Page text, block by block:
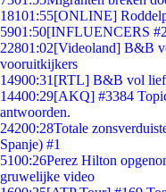
18101:55[ONLINE]
5901:50[INFLUENCERS
22801:02[Videoland] B&B
vooruitkijkers
14900:31 [RTL] B&B vol
14400:29[AKQ] #3384
antwoorden.
24200:28Totale
Spanje) #1
5100:26Perez Hilton
gruwelijke video